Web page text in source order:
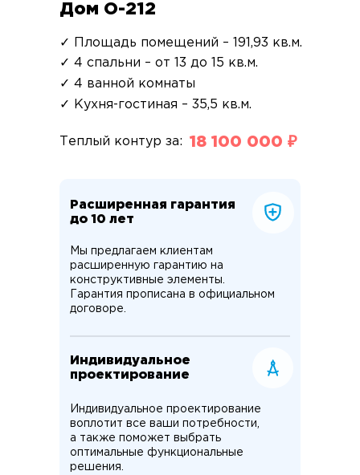
Расширенная гарантия
до 10 лет
Индивидуальное
проектирование
Мы предлагаем клиентам
расширенную гарантию на
конструктивные элементы.
Гарантия прописана в официальном
договоре.
Индивидуальное проектирование
воплотит все ваши потребности,
а также поможет выбрать
оптимальные функциональные
решения.
Теплый контур за:
✓ Кухня-гостиная – 35,5 кв.м.
✓ 4 ванной комнаты
✓ 4 спальни – от 13 до 15 кв.м.
✓ Площадь помещений – 191,93 кв.м.
18 100 000 ₽
Дом О-212